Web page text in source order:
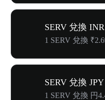
SERV 兌換 INR
1 SERV 兌換
SERV 兌換 JPY
1 SERV 兌換 円